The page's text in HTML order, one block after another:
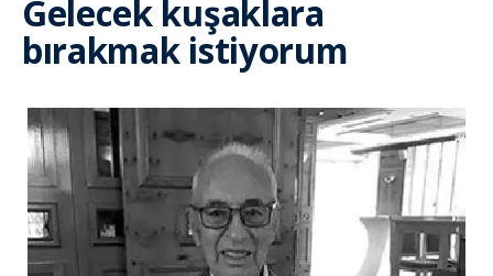
Gelecek kuşaklara
bırakmak istiyorum